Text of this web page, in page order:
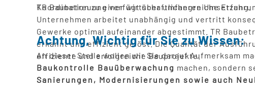
Koordination zu einer wirtschaftlicheren Umsetzung.
TR Baubetreuung verfügt über umfangreiche
Unternehmen arbeitet unabhängig und vertritt
Gewerke optimal aufeinander abgestimmt. TR
erkannt und effizient gelöst. Die Qualität der
effiziente und erfolgreiche Bauprojekte.
Achtung, Wichtig für Sie zu Wissen:
An dieser Stelle wollen wir Sie darauf Aufmerksam
Baukontrolle Bauüberwachung machen, sondern
Sanierungen, Modernisierungen sowie auch